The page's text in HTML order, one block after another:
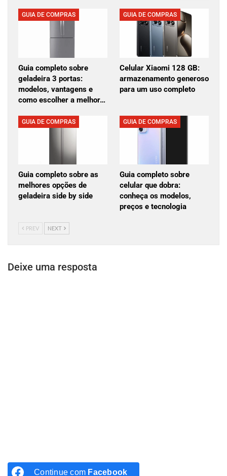
GUIA DE COMPRAS
Guia completo sobre
geladeira 3 portas:
modelos, vantagens e
como escolher a melhor…
GUIA DE COMPRAS
Celular Xiaomi 128 GB:
armazenamento generoso
para um uso completo
GUIA DE COMPRAS
Guia completo sobre as
melhores opções de
geladeira side by side
GUIA DE COMPRAS
Guia completo sobre
celular que dobra:
conheça os modelos,
preços e tecnologia
PREV NEXT
Deixe uma resposta
Continue com Facebook